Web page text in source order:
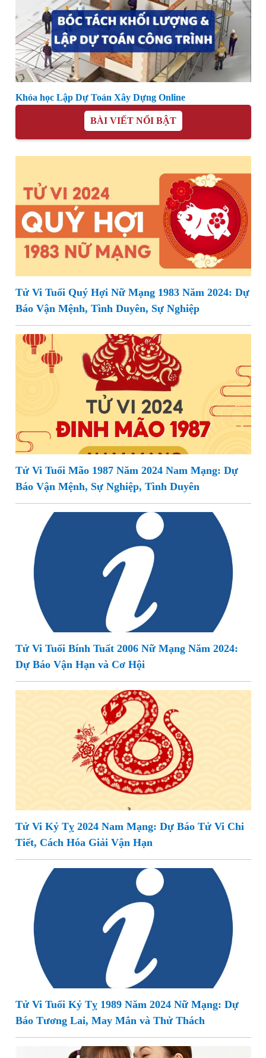
Khóa học Lập Dự Toán Xây Dựng Online
BÀI VIẾT NỔI BẬT
Tử Vi Tuổi Quý Hợi Nữ Mạng 1983 Năm 2024: Dự
Báo Vận Mệnh, Tình Duyên, Sự Nghiệp
Tử Vi Tuổi Mão 1987 Năm 2024 Nam Mạng: Dự
Báo Vận Mệnh, Sự Nghiệp, Tình Duyên
Tử Vi Tuổi Bính Tuất 2006 Nữ Mạng Năm 2024:
Dự Báo Vận Hạn và Cơ Hội
Tử Vi Kỷ Tỵ 2024 Nam Mạng: Dự Báo Tử Vi Chi
Tiết, Cách Hóa Giải Vận Hạn
Tử Vi Tuổi Kỷ Tỵ 1989 Năm 2024 Nữ Mạng: Dự
Báo Tương Lai, May Mắn và Thử Thách